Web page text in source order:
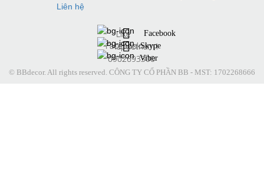
Liên hệ
Like
Facebook
Facebook
lapvietnam1
Skype
0902693300
Viber
© BBdecor. All rights reserved. CÔNG TY CỔ PHẦN BB - MST: 1702268666